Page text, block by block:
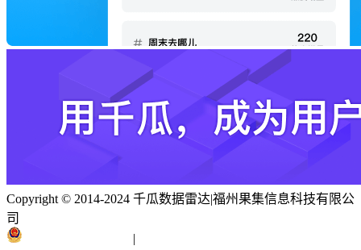
Copyright © 2014-2024 千瓜数据雷达|福州果集信息科技有限公
司
|